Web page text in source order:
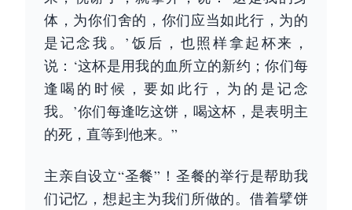
体，为你们舍的，你们应当如此行，为的
是记念我。’饭后，也照样拿起杯来，
说：‘这杯是用我的血所立的新约；你们每
逢喝的时候，要如此行，为的是记念
我。’你们每逢吃这饼，喝这杯，是表明主
的死，直等到他来。”
主亲自设立“圣餐”！圣餐的举行是帮助我
们记忆，想起主为我们所做的。借着擘饼